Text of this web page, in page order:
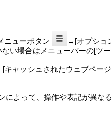
ニューボタン
→[オプショ
い場合はメニューバーの[ツ
ャッシュされたウェブペー
によって、操作や表記が異な